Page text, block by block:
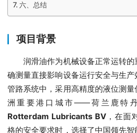
六、总结
项目背景
润滑油作为机械设备正常运转的
确测量直接影响设备运行安全与生
管路系统中，采用高精度的液位测
洲重要港口城市——荷兰鹿特
Rotterdam Lubricants BV，在面
格的安全要求时，选择了中国领先